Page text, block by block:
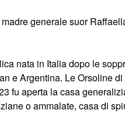
generale suor
nata in Italia dopo le
e Argentina. Le Orsoline
fu aperta la casa
o ammalate, casa di